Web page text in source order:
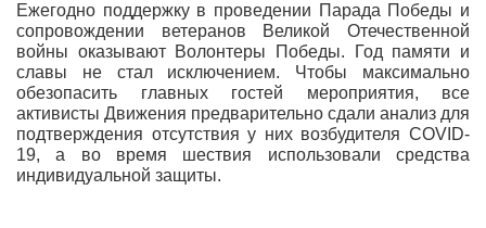
Ежегодно поддержку в проведении Парада Победы и
сопровождении ветеранов Великой Отечественной
войны оказывают Волонтеры Победы. Год памяти и
славы не стал исключением. Чтобы максимально
обезопасить главных гостей мероприятия, все
активисты Движения предварительно сдали анализ для
подтверждения отсутствия у них возбудителя COVID-
19, а во время шествия использовали средства
индивидуальной защиты.